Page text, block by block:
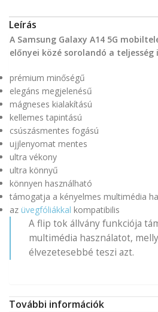
Leírás
A Samsung Galaxy A14 5G
előnyei közé sorolandó a teljesség
prémium minőségű
elegáns megjelenésű
mágneses kialakítású
kellemes tapintású
csúszásmentes fogású
ujjlenyomat mentes
ultra vékony
ultra könnyű
könnyen használható
támogatja a kényelmes multimédia
az üvegfóliákkal kompatibilis
A flip tok állvány funkciója
multimédia használatot,
élvezetesebbé teszi azt.
További információk